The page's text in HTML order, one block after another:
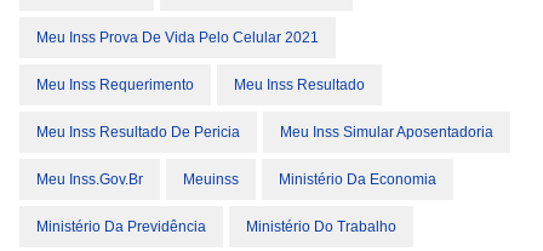
Meu Inss Prova De Vida Pelo Celular 2021
Meu Inss Requerimento Meu Inss Resultado
Meu Inss Resultado De Pericia Meu Inss Simular Aposentadoria
Meu Inss.gov.br Meuinss Ministério Da Economia
Ministério Da Previdência Ministério Do Trabalho